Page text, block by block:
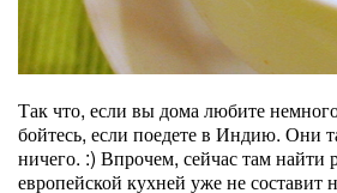
Так что, если вы дома любите
бойтесь, если поедете в Индию. Они
ничего. :) Впрочем, сейчас там найти
европейской кухней уже не составит